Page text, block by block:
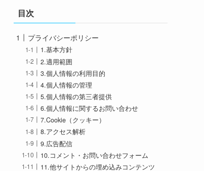
目次
プライバシーポリシー
1.基本方針
2.適用範囲
3.個人情報の利用目的
4.個人情報の管理
5.個人情報の第三者提供
6.個人情報に関するお問い合わせ
7.Cookie（クッキー）
8.アクセス解析
9.広告配信
10.コメント・お問い合わせフォーム
11.他サイトからの埋め込みコンテンツ